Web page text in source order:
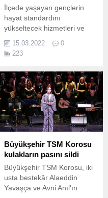
İlçede yaşayan gençlerin
hayat standardını
yükseltecek hizmetleri ve
geçiren Çankaya Belediyesi,
üniversite öğrencilerine
uygulamasında genç
müzisyenleri desteklemek
için canlı müzik
sahnelemeye başladı.
15.03.2022
0
223
Büyükşehir TSM Korosu
kulakların pasını sildi
Büyükşehir TSM Korosu, iki
usta bestekâr Alaeddin
Yavaşça ve Avni Anıl’ın